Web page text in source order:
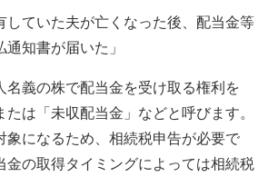
していた夫が亡くなった後、配当金等
知書が届いた」
名義の株で配当金を受け取る権利を
たは「未収配当金」などと呼びます。
象になるため、相続税申告が必要で
金の取得タイミングによっては相続税